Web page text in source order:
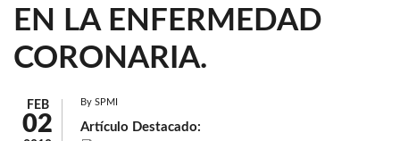
EN LA ENFERMEDAD
CORONARIA.
FEB
02
By SPMI
Artículo Destacado: